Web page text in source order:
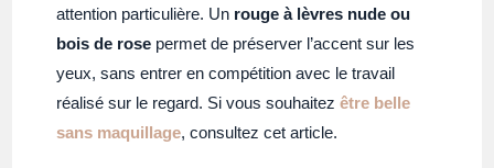
attention particulière. Un rouge à lèvres nude ou
bois de rose permet de préserver l’accent sur les
yeux, sans entrer en compétition avec le travail
réalisé sur le regard. Si vous souhaitezêtre belle
sans maquillage, consultez cet article.